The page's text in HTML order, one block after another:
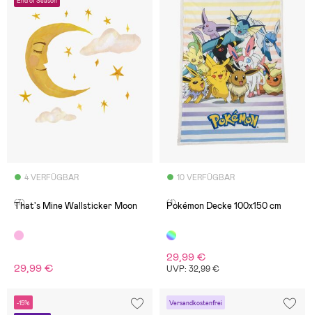
4 VERFÜGBAR
(7)
That's Mine Wallsticker Moon
29,99 €
10 VERFÜGBAR
(1)
Pokémon Decke 100x150 cm
29,99 €
UVP: 32,99 €
-15% Versandkostenfrei